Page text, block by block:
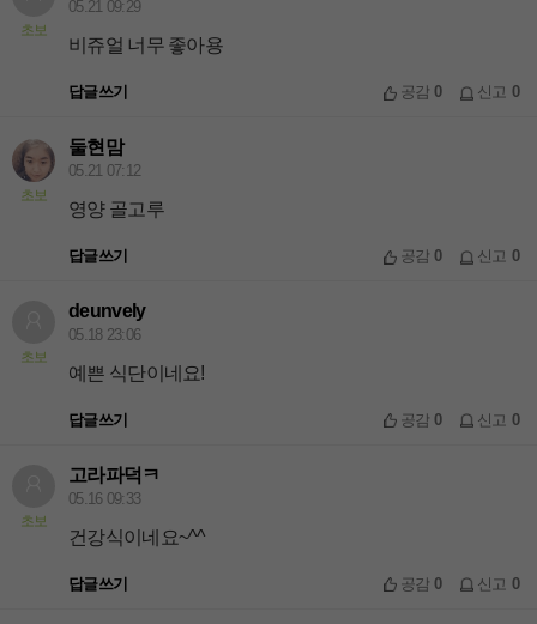
초보
05.21 09:29
비쥬얼 너무 좋아용
답글쓰기 공감0 신고 0
초보
둘현맘
05.21 07:12
영양 골고루
답글쓰기 공감0 신고 0
초보
deunvely
05.18 23:06
예쁜 식단이네요!
답글쓰기 공감0 신고 0
초보
고라파덕ㅋ
05.16 09:33
건강식이네요~^^
답글쓰기 공감0 신고 0